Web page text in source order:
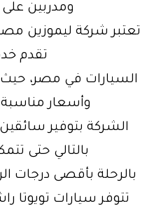
ومدربين
تعتبر شركة ليموزين
تقدم
السيارات في مصر، حيث
وأسعار مناسبة.
الشركة بتوفير
بالتالي حتى
بالرحلة بأقصى درجات الراحة